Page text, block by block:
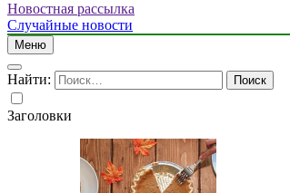
Новостная рассылка
Случайные новости
Меню
Найти:
Заголовки